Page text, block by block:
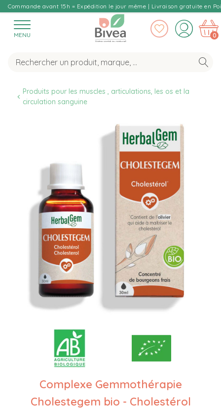
Commande avant 15h = Expédition le jour même | Livraison gratuite en
MENU 0
Produits pour les muscles , articulations, les os et la
circulation sanguine
Complexe Gemmothérapie
Cholestegem bio - Cholestérol